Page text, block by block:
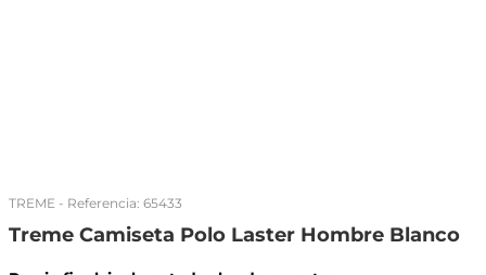
TREME - Referencia: 65433
Treme Camiseta Polo Laster Hombre Blanco